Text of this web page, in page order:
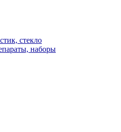
стекло
наборы